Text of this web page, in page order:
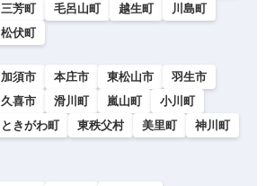
三芳町 毛呂山町 越生町
川島町
松伏町
加須市 本庄市 東松山市
羽生市
久喜市 滑川町 嵐山町
小川町
ときがわ町 東秩父村 美里町
神川町